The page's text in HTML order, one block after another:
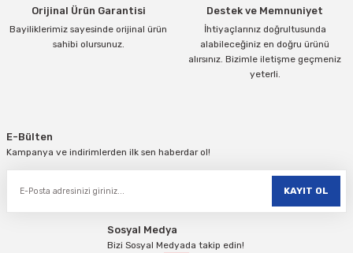
Orijinal Ürün Garantisi
Bayiliklerimiz sayesinde orijinal ürün
sahibi olursunuz.
Destek ve Memnuniyet
İhtiyaçlarınız doğrultusunda
alabileceğiniz en doğru ürünü
alırsınız. Bizimle iletişme geçmeniz
yeterli.
E-Bülten
Kampanya ve indirimlerden ilk sen haberdar ol!
KAYIT OL
Sosyal Medya
Bizi Sosyal Medyada takip edin!